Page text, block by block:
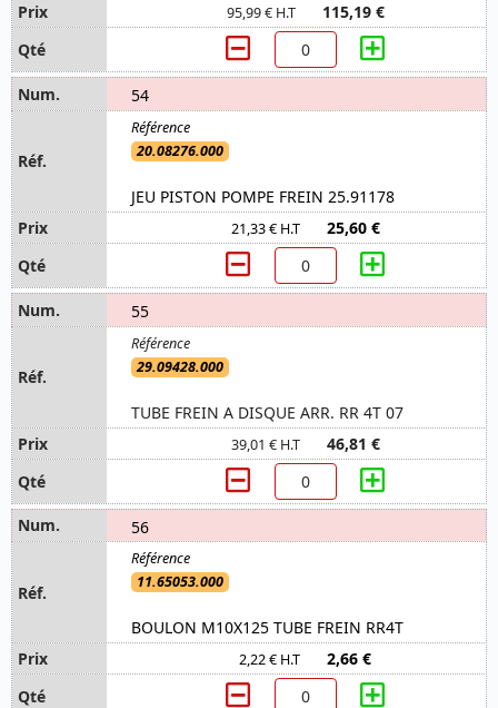
95,99 € H.T 115,19 €
54
20.08276.000
JEU PISTON POMPE FREIN 25.91178
21,33 € H.T 25,60 €
55
29.09428.000
TUBE FREIN A DISQUE ARR. RR 4T 07
39,01 € H.T 46,81 €
56
11.65053.000
BOULON M10X125 TUBE FREIN RR4T
2,22 € H.T 2,66 €